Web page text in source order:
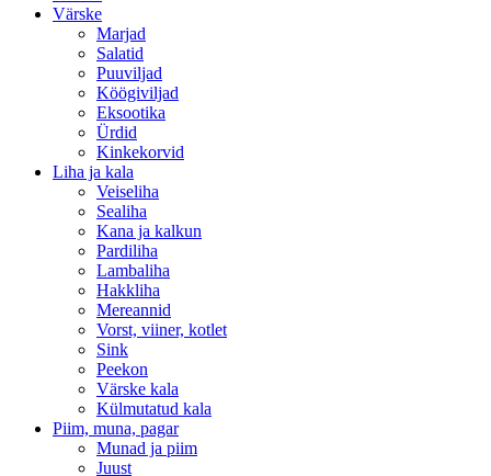
Värske
Marjad
Salatid
Puuviljad
Köögiviljad
Eksootika
Ürdid
Kinkekorvid
Liha ja kala
Veiseliha
Sealiha
Kana ja kalkun
Pardiliha
Lambaliha
Hakkliha
Mereannid
Vorst, viiner, kotlet
Sink
Peekon
Värske kala
Külmutatud kala
Piim, muna, pagar
Munad ja piim
Juust